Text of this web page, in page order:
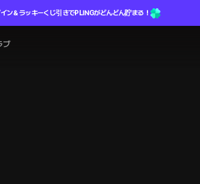
ン＆ラッキーくじ引きでPLINGがどんどん貯まる！
ブ